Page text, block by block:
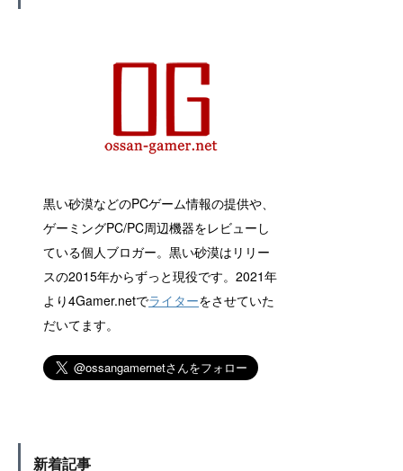
黒い砂漠などのPCゲーム情報の提供や、
ゲーミングPC/PC周辺機器をレビューし
ている個人ブロガー。黒い砂漠はリリー
スの2015年からずっと現役です。2021年
より4Gamer.netでライターをさせていた
だいてます。
新着記事